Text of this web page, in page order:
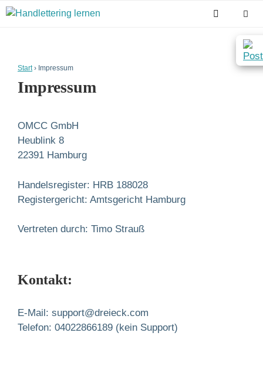
Zum
Start› Impressum
Impressum
OMCC GmbH
Heublink 8
22391 Hamburg
Handelsregister: HRB 188028
Registergericht: Amtsgericht Hamburg
Vertreten durch: Timo Strauß
Kontakt:
E-Mail: support@dreieck.com
Telefon: 04022866189 (kein Support)